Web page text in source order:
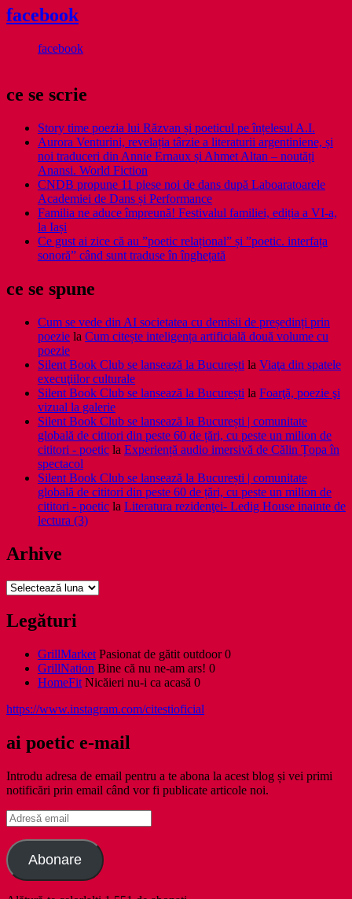
facebook
facebook
ce se scrie
Story time poezia lui Răzvan și poeticul pe înțelesul A.I.
Aurora Venturini, revelația târzie a literaturii argentiniene, și
noi traduceri din Annie Ernaux și Ahmet Altan – noutăți
Anansi. World Fiction
CNDB propune 11 piese noi de dans după Laboaratoarele
Academiei de Dans și Performance
Familia ne aduce împreună! Festivalul familiei, ediția a VI-a,
la Iași
Ce gust ai zice că au ”poetic relațional” și ”poetic. interfața
sonoră” când sunt traduse în înghețată
ce se spune
Cum se vede din AI societatea cu demisii de președinți prin
poezie la Cum citește inteligența artificială două volume cu
poezie
Silent Book Club se lansează la București la Viaţa din spatele
execuţiilor culturale
Silent Book Club se lansează la București la Foarţă, poezie şi
vizual la galerie
Silent Book Club se lansează la București | comunitate
globală de cititori din peste 60 de țări, cu peste un milion de
cititori - poetic la Experiență audio imersivă de Călin Țopa în
spectacol
Silent Book Club se lansează la București | comunitate
globală de cititori din peste 60 de țări, cu peste un milion de
cititori - poetic la Literatura rezidenţei- Ledig House inainte de
lectura (3)
Arhive
Arhive
Legături
GrillMarket Pasionat de gătit outdoor 0
GrillNation Bine că nu ne-am ars! 0
HomeFit Nicăieri nu-i ca acasă 0
https://www.instagram.com/citestioficial
ai poetic e-mail
Introdu adresa de email pentru a te abona la acest blog și vei primi
notificări prin email când vor fi publicate articole noi.
Adresă
email
Abonare